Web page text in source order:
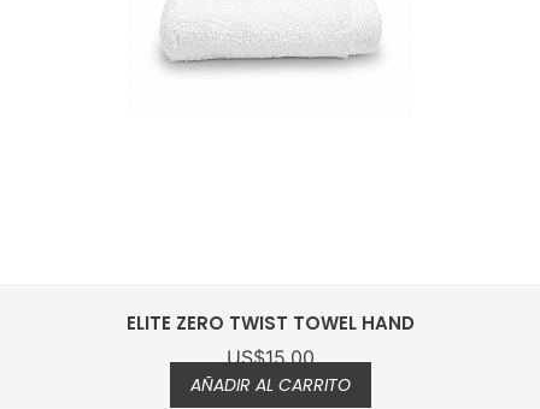
ELITE ZERO TWIST TOWEL HAND
US$15.00
AÑADIR AL CARRITO